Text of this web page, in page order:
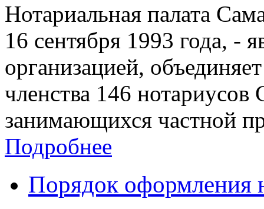
Нотариальная палата
16 сентября 1993 года, -
организацией,
членства 146 нотариусов
занимающихся частной
Подробнее
Порядок оформления